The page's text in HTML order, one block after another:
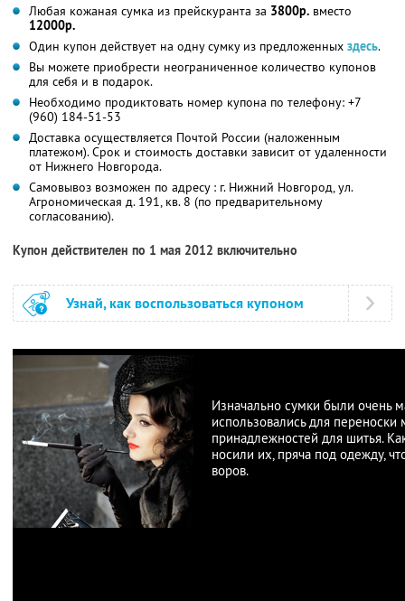
Любая кожаная сумка из прейскуранта за 3800р. вместо
12000р.
Один купон действует на одну сумку из предложенных здесь.
Вы можете приобрести неограниченное количество купонов
для себя и в подарок.
Необходимо продиктовать номер купона по телефону: +7
(960) 184-51-53
Доставка осуществляется Почтой России (наложенным
платежом). Срок и стоимость доставки зависит от удаленности
от Нижнего Новгорода.
Самовывоз возможен по адресу : г. Нижний Новгород, ул.
Агрономическая д. 191, кв. 8 (по предварительному
согласованию).
Купон действителен по 1 мая 2012 включительно
Узнай, как воспользоваться купоном
Изначально сумки были очень
использовались для переноски
принадлежностей для шитья.
носили их, пряча под одежду,
воров.